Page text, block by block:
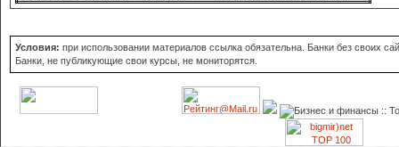
Условия: при использовании материалов ссылка обязательна. Банки без своих
Банки, не публикующие свои курсы, не мониторятся.